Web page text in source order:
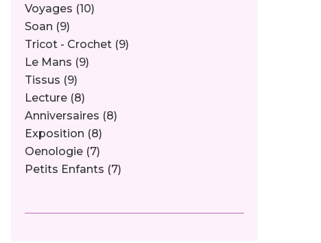
Voyages (10)
Soan (9)
Tricot - Crochet (9)
Le Mans (9)
Tissus (9)
Lecture (8)
Anniversaires (8)
Exposition (8)
Oenologie (7)
Petits Enfants (7)